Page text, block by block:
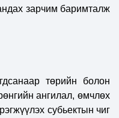
зарчим баримталж
төрийн болон
ангилал, өмчлөх
субьектын чиг